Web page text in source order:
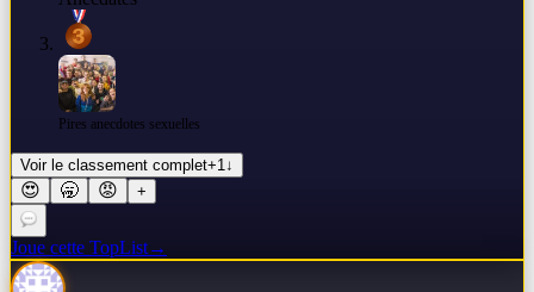
Pires anecdotes sexuelles
Voir le classement complet+1↓
😍 🥱 😡 +
Joue cette TopList→